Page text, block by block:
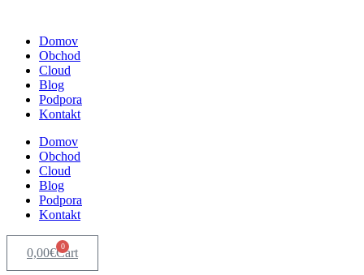
Domov
Obchod
Cloud
Blog
Podpora
Kontakt
Domov
Obchod
Cloud
Blog
Podpora
Kontakt
0,00€ 0
Cart